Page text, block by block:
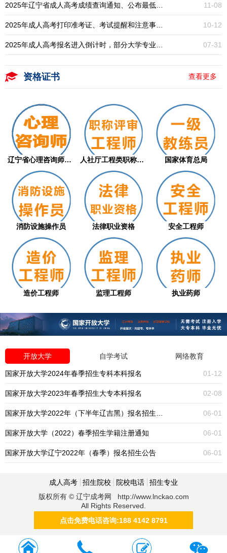
11-08
10-12
07-31
资格证书 查看更多
辽宁省心理咨询师职业技能等级评价证书（从... 人社厅工程类职称评审 国家体育总局
消防设施操作员 法律职业资格 安全工程师
造价工程师 监理工程师 执业药师
开放大学 自学考试 网络教育
01-12
国家开放大学2024年春季招生专科本科报名
02-08
国家开放大学2023年春季招生大专本科报名
06-01
06-01
国家开放大学（2022）春季招生学籍注册通知
06-01
国家开放大学辽宁2022年（春季）报名招生公告
成人高考 招生院校 院校电话
招生专业
版权所有 © 辽宁成考网 http://www.lnckao.com
All Rights Reserved.
点击免费电话咨询:188 4142 8791